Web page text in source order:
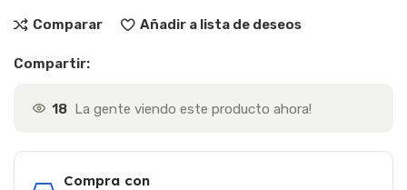
Comparar Añadir a lista de deseos
Compartir:
18 La gente viendo este producto ahora!
Compra con